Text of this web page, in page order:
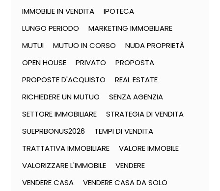
IMMOBILIE IN VENDITA
IPOTECA
LUNGO PERIODO
MARKETING IMMOBILIARE
MUTUI
MUTUO IN CORSO
NUDA PROPRIETÀ
OPEN HOUSE
PRIVATO
PROPOSTA
PROPOSTE D'ACQUISTO
REAL ESTATE
RICHIEDERE UN MUTUO
SENZA AGENZIA
SETTORE IMMOBILIARE
STRATEGIA DI VENDITA
SUEPRBONUS2026
TEMPI DI VENDITA
TRATTATIVA IMMOBILIARE
VALORE IMMOBILE
VALORIZZARE L'IMMOBILE
VENDERE
VENDERE CASA
VENDERE CASA DA SOLO